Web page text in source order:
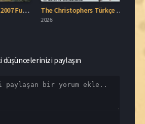
Tonari no Totoro 2007 Full İzle The Christophers Türkçe Dublaj İzle
2026
düşüncelerinizi paylaşın